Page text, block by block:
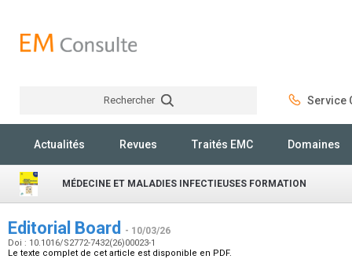
Rechercher Service
Actualités Revues Traités EMC Domaines
MÉDECINE ET MALADIES INFECTIEUSES FORMATION
Editorial Board - 10/03/26
Doi : 10.1016/S2772-7432(26)00023-1
Le texte complet de cet article est disponible en PDF.